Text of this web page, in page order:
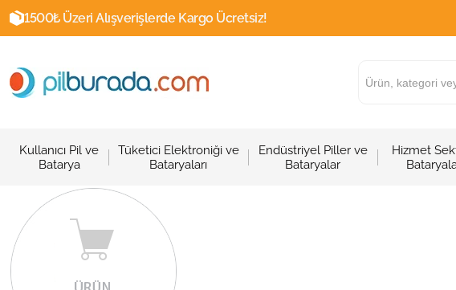
1500₺ Üzeri Alışverişlerde Kargo Ücretsiz!
Kullanıcı Pil ve
Batarya
Tüketici Elektroniği ve
Bataryaları
Endüstriyel Piller ve
Bataryalar
Hizmet